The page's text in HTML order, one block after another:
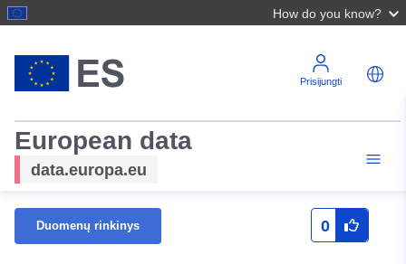
How do you know?
Prisijungti
European data
data.europa.eu
Duomenų rinkinys 0